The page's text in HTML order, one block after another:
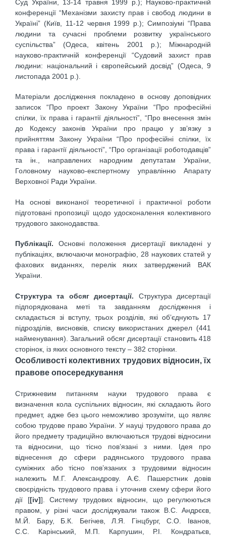
Суд України, 13-14 травня 1999 р.); Науково-практичній
конференції “Механізми захисту прав і свобод людини в
Україні” (Київ, 11-12 червня 1999 р.); Симпозіумі “Права
людини та сучасні проблеми розвитку українського
суспільства” (Одеса, квітень 2001 р.); Міжнародній
науково-практичній конференції “Судовий захист прав
людини: національний і європейський досвід” (Одеса, 9
листопада 2001 р.).
Матеріали дослідження покладено в основу доповідних
записок “Про проект Закону України “Про професійні
спілки, їх права і гарантії діяльності”, “Про внесення змін
до Кодексу законів України про працю у зв’язку з
прийняттям Закону України “Про професійні спілки, їх
права і гарантії діяльності”, “Про організації роботодавців”
та ін., направлених народним депутатам України,
Головному науково-експертному управлінню Апарату
Верховної Ради України.
На основі виконаної теоретичної і практичної роботи
підготовані пропозиції щодо удосконалення колективного
трудового законодавства.
Публікації. Основні положення дисертації викладені у
публікаціях, включаючи монографію, 28 наукових статей у
фахових виданнях, перелік яких затверджений ВАК
України.
Структура та обсяг дисертації. Структура дисертації
підпорядкована меті та завданням дослідження і
складається зі вступу, трьох розділів, які об’єднують 17
підрозділів, висновків, списку використаних джерел (441
найменування). Загальний обсяг дисертації становить 418
сторінок, із яких основного тексту – 382 сторінки.
Особливості колективних трудових відносин, їх
правове опосередкування
Стрижневим питанням науки трудового права є
визначення кола суспільних відносин, які складають його
предмет, адже без цього неможливо зрозуміти, що являє
собою трудове право України. У науці трудового права до
його предмету традиційно включаються трудові відносини
та відносини, що тісно пов’язані з ними. Ідея про
віднесення до сфери радянського трудового права
суміжних або тісно пов’язаних з трудовими відносин
належить М.Г. Александрову. А.Є. Пашерстник довів
своєрідність трудового права і уточнив схему сфери його
дії [[iv]]. Систему трудових відносин, що регулюються
правом, у різні часи досліджували також В.С. Андрєєв,
М.Й. Бару, Б.К. Бегічев, Л.Я. Гінцбург, С.О. Іванов,
С.С. Карінський, М.П. Карпушин, Р.І. Кондратьєв,